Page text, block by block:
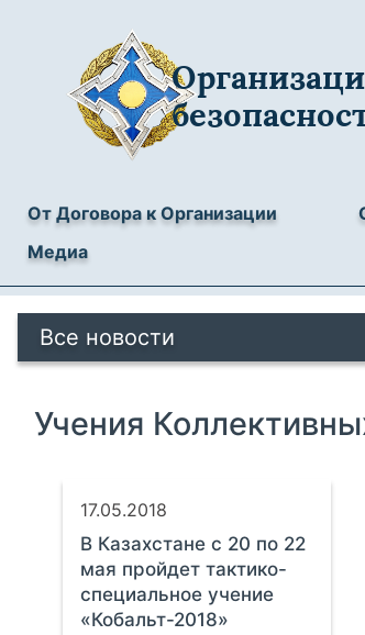
От Договора к Организации
Медиа
Все новости
Учения
17.05.2018
В Казахстане с 20 по 22
мая пройдет тактико-
специальное учение
«Кобальт-2018»